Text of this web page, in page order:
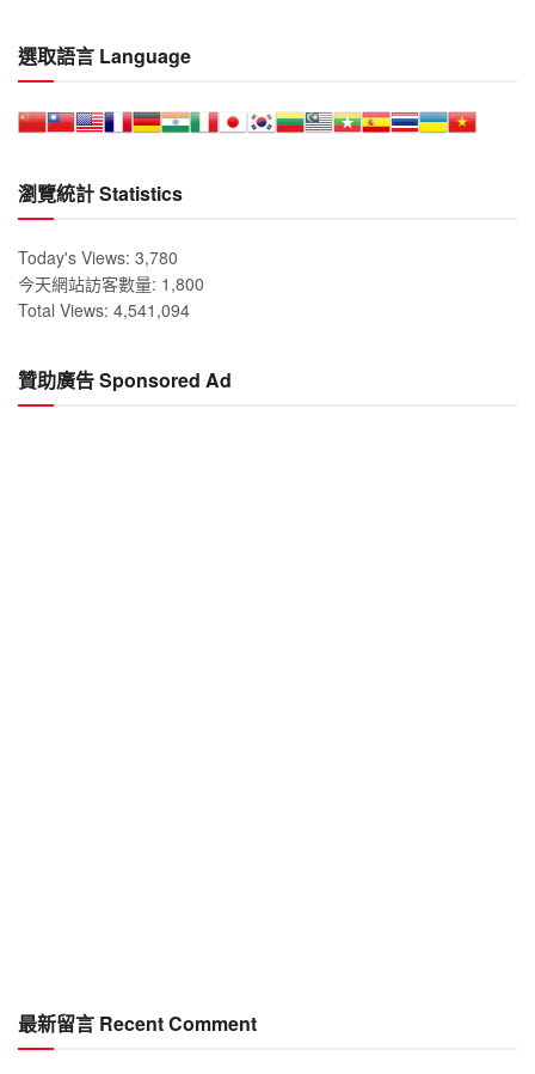
選取語言 Language
瀏覽統計 Statistics
Today's Views: 3,780
今天網站訪客數量: 1,800
Total Views: 4,541,094
贊助廣告 Sponsored Ad
最新留言 Recent Comment